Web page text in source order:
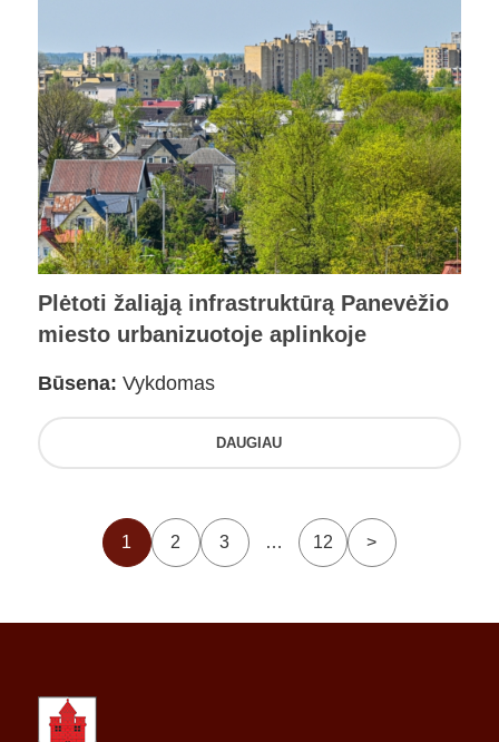
Plėtoti žaliąją infrastruktūrą Panevėžio
miesto urbanizuotoje aplinkoje
Būsena: Vykdomas
DAUGIAU
1 2 3 … 12 >